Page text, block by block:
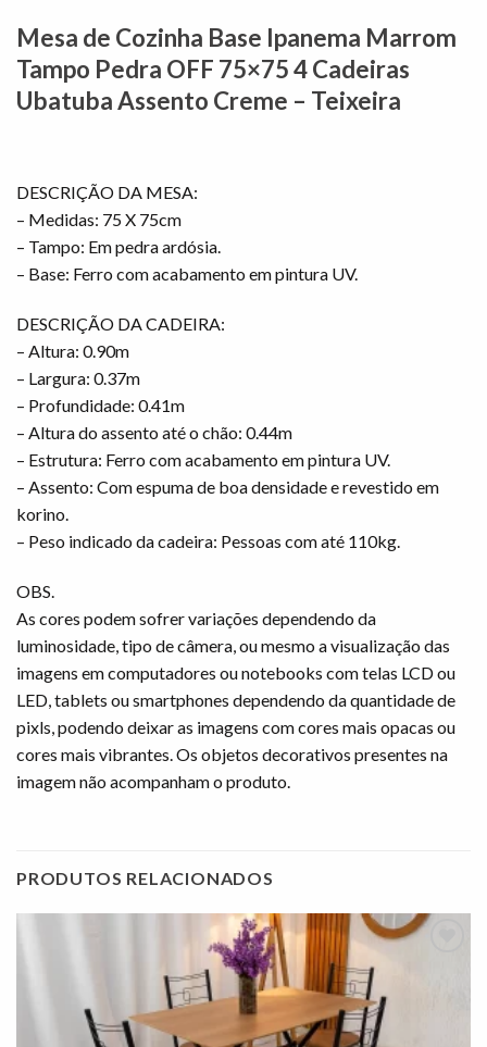
Mesa de Cozinha Base Ipanema Marrom
Tampo Pedra OFF 75×75 4 Cadeiras
Ubatuba Assento Creme – Teixeira
DESCRIÇÃO DA MESA:
– Medidas: 75 X 75cm
– Tampo: Em pedra ardósia.
– Base: Ferro com acabamento em pintura UV.
DESCRIÇÃO DA CADEIRA:
– Altura: 0.90m
– Largura: 0.37m
– Profundidade: 0.41m
– Altura do assento até o chão: 0.44m
– Estrutura: Ferro com acabamento em pintura UV.
– Assento: Com espuma de boa densidade e revestido em
korino.
– Peso indicado da cadeira: Pessoas com até 110kg.
OBS.
As cores podem sofrer variações dependendo da
luminosidade, tipo de câmera, ou mesmo a visualização das
imagens em computadores ou notebooks com telas LCD ou
LED, tablets ou smartphones dependendo da quantidade de
pixls, podendo deixar as imagens com cores mais opacas ou
cores mais vibrantes. Os objetos decorativos presentes na
imagem não acompanham o produto.
PRODUTOS RELACIONADOS